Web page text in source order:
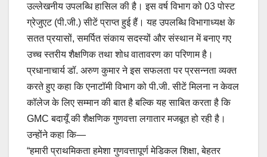
उल्लेखनीय उपलब्धि हासिल की है। इस वर्ष विभाग को 03 पोस्ट
ग्रेजुएट (पी.जी.) सीटें प्राप्त हुई हैं। यह उपलब्धि विभागाध्यक्ष के
सतत प्रयासों, समर्पित संकाय सदस्यों और संस्थान में बनाए गए
उच्च स्तरीय शैक्षणिक तथा शोध वातावरण का परिणाम है।
प्रधानाचार्य डॉ. अरुण कुमार ने इस सफलता पर प्रसन्नता व्यक्त
करते हुए कहा कि एनाटॉमी विभाग को पी.जी. सीटें मिलना न केवल
कॉलेज के लिए सम्मान की बात है बल्कि यह साबित करता है कि
GMC बदायूँ की शैक्षणिक गुणवत्ता लगातार मजबूत हो रही है।
उन्होंने कहा कि—
“हमारी प्राथमिकता हमेशा गुणवत्तापूर्ण मेडिकल शिक्षा, बेहतर